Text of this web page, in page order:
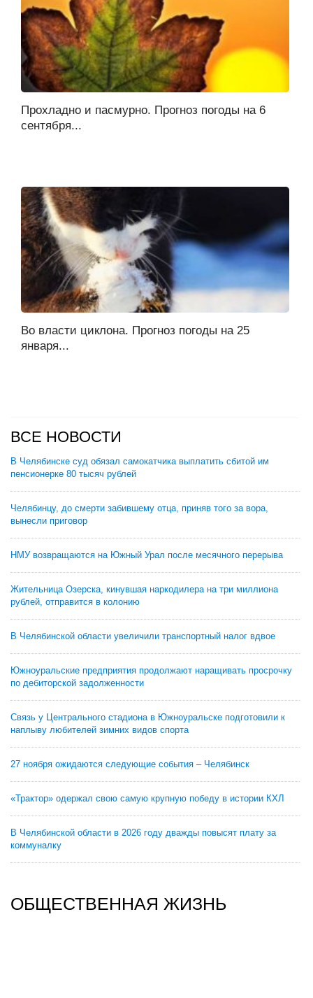
Прохладно и пасмурно. Прогноз погоды на 6
сентября...
Во власти циклона. Прогноз погоды на 25
января...
ВСЕ НОВОСТИ
В Челябинске суд обязал самокатчика выплатить сбитой им
пенсионерке 80 тысяч рублей
Челябинцу, до смерти забившему отца, приняв того за вора,
вынесли приговор
НМУ возвращаются на Южный Урал после месячного перерыва
Жительница Озерска, кинувшая наркодилера на три миллиона
рублей, отправится в колонию
В Челябинской области увеличили транспортный налог вдвое
Южноуральские предприятия продолжают наращивать просрочку
по дебиторской задолженности
Связь у Центрального стадиона в Южноуральске подготовили к
наплыву любителей зимних видов спорта
27 ноября ожидаются следующие события – Челябинск
«Трактор» одержал свою самую крупную победу в истории КХЛ
В Челябинской области в 2026 году дважды повысят плату за
коммуналку
ОБЩЕСТВЕННАЯ ЖИЗНЬ